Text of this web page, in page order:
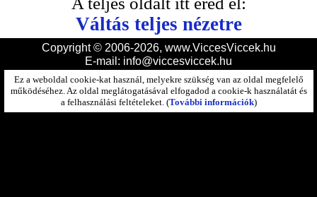
Váltás teljes nézetre
Copyright © 2006-2026, www.ViccesViccek.hu
E-mail: info@viccesviccek.hu
Ez a weboldal cookie-kat használ, melyekre szükség van az oldal megfelelő
működéséhez. Az oldal meglátogatásával elfogadod a cookie-k használatát és
a felhasználási feltételeket. (További információk)